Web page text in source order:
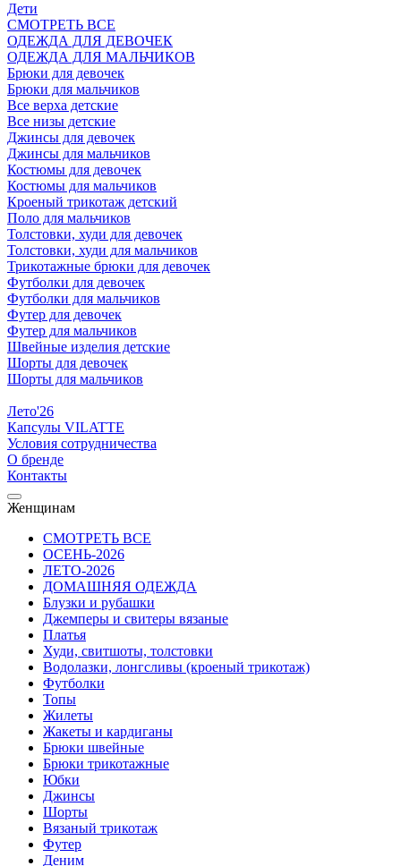
Дети
СМОТРЕТЬ ВСЕ
ОДЕЖДА ДЛЯ ДЕВОЧЕК
ОДЕЖДА ДЛЯ МАЛЬЧИКОВ
Брюки для девочек
Брюки для мальчиков
Все верха детские
Все низы детские
Джинсы для девочек
Джинсы для мальчиков
Костюмы для девочек
Костюмы для мальчиков
Кроеный трикотаж детский
Поло для мальчиков
Толстовки, худи для девочек
Толстовки, худи для мальчиков
Трикотажные брюки для девочек
Футболки для девочек
Футболки для мальчиков
Футер для девочек
Футер для мальчиков
Швейные изделия детские
Шорты для девочек
Шорты для мальчиков
Лето'26
Капсулы VILATTE
Условия сотрудничества
О бренде
Контакты
Женщинам
СМОТРЕТЬ ВСЕ
ОСЕНЬ-2026
ЛЕТО-2026
ДОМАШНЯЯ ОДЕЖДА
Блузки и рубашки
Джемперы и свитеры вязаные
Платья
Худи, свитшоты, толстовки
Водолазки, лонгсливы (кроеный трикотаж)
Футболки
Топы
Жилеты
Жакеты и кардиганы
Брюки швейные
Брюки трикотажные
Юбки
Джинсы
Шорты
Вязаный трикотаж
Футер
Деним